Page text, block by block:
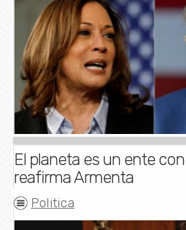
El planeta es un ente
reafirma Armenta
Politica